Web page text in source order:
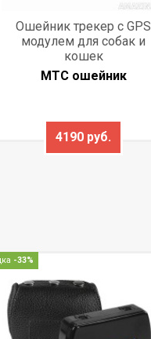
Ошейник трекер с GPS
модулем для собак и
кошек
МТС ошейник
4190 руб.
-33%